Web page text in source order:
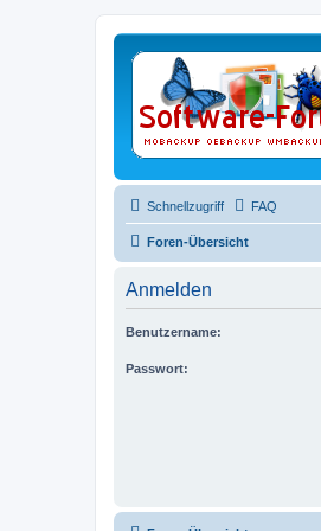
Schnellzugriff FAQ
Foren-Übersicht
Anmelden
Benutzername:
Passwort: